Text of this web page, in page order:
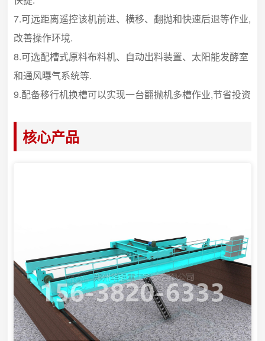
7.可远距离遥控该机前进、横移、翻抛和快速后退等作业,
改善操作环境.
8.可选配槽式原料布料机、自动出料装置、太阳能发酵室
和通风曝气系统等.
9.配备移行机换槽可以实现一台翻抛机多槽作业,节省投资
核心产品